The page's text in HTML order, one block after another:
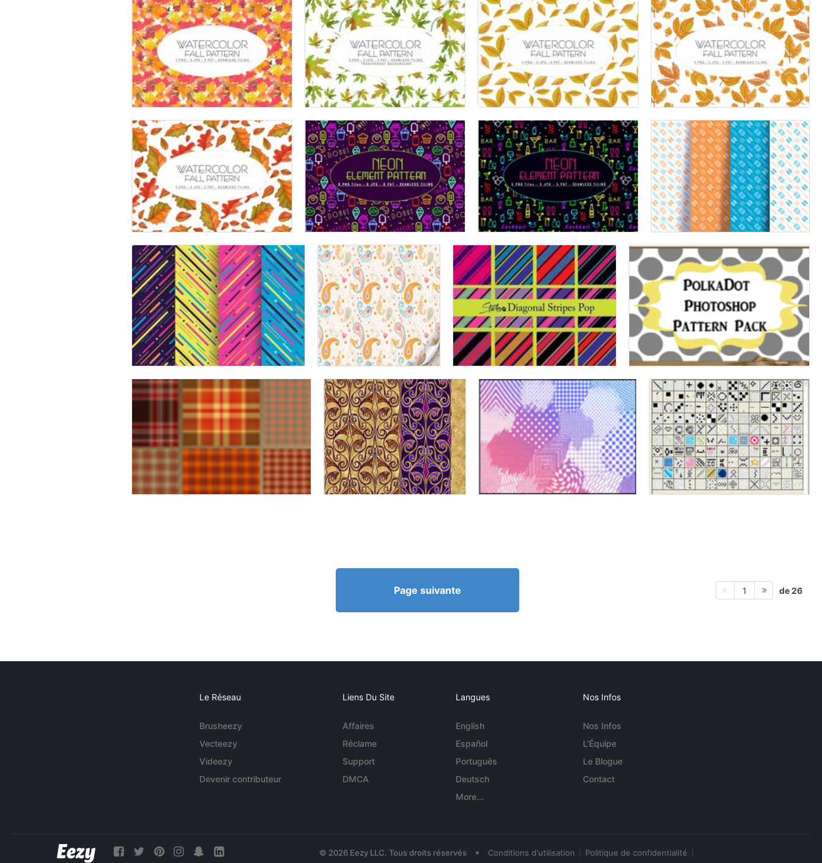
Page suivante 1 de 26
Le Réseau
Brusheezy
Vecteezy
Videezy
Devenir contributeur
Liens Du Site
Affaires
Réclame
Support
DMCA
Langues
English
Español
Português
Deutsch
More...
Nos Infos
Nos Infos
L'Équipe
Le Blogue
Contact
© 2026 Eezy LLC. Tous droits réservés • Conditions d'utilisation Politique de confidentialité